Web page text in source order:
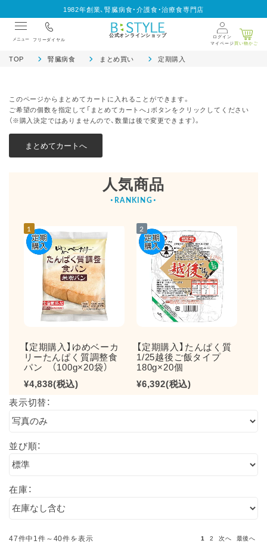
1982年創業、腎臓病食・介護食・治療食専門店
メニュー フリーダイヤル
公式オンラインショップ
ログイン
マイページ買い物かご
TOP 腎臓病食 まとめ買い 定期購入
このページからまとめてカートに入れることができます。
ご希望の個数を指定して「まとめてカートへ」ボタンをクリックしてください
（※購入決定ではありませんので、数量は後で変更できます）。
人気商品
1
【定期購入】ゆめベーカ
リーたんぱく質調整食
パン （100g×20袋）
¥4,838(税込)
2
【定期購入】たんぱく質
1/25越後ご飯タイプ
180g×20個
¥6,392(税込)
表示切替：
並び順：
在庫：
47件中1件～40件を表示 1 2 次へ 最後へ